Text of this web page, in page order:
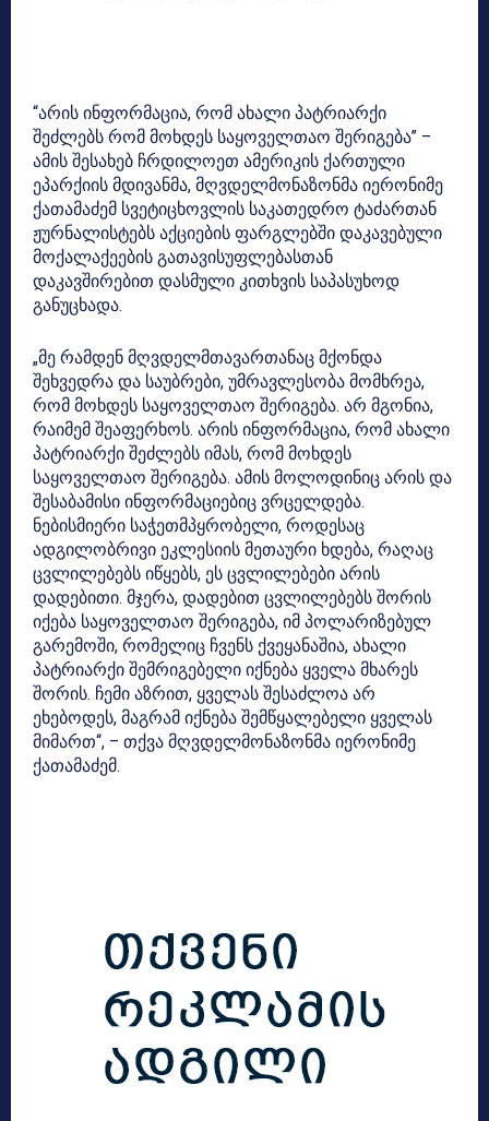
“არის ინფორმაცია, რომ ახალი პატრიარქი
შეძლებს რომ მოხდეს საყოველთაო შერიგება” –
ამის შესახებ ჩრდილოეთ ამერიკის ქართული
ეპარქიის მდივანმა, მღვდელმონაზონმა იერონიმე
ქათამაძემ სვეტიცხოვლის საკათედრო ტაძართან
ჟურნალისტებს აქციების ფარგლებში დაკავებული
მოქალაქეების გათავისუფლებასთან
დაკავშირებით დასმული კითხვის საპასუხოდ
განუცხადა.
„მე რამდენ მღვდელმთავართანაც მქონდა
შეხვედრა და საუბრები, უმრავლესობა მომხრეა,
რომ მოხდეს საყოველთაო შერიგება. არ მგონია,
რაიმემ შეაფერხოს. არის ინფორმაცია, რომ ახალი
პატრიარქი შეძლებს იმას, რომ მოხდეს
საყოველთაო შერიგება. ამის მოლოდინიც არის და
შესაბამისი ინფორმაციებიც ვრცელდება.
ნებისმიერი საჭეთმპყრობელი, როდესაც
ადგილობრივი ეკლესიის მეთაური ხდება, რაღაც
ცვლილებებს იწყებს, ეს ცვლილებები არის
დადებითი. მჯერა, დადებით ცვლილებებს შორის
იქება საყოველთაო შერიგება, იმ პოლარიზებულ
გარემოში, რომელიც ჩვენს ქვეყანაშია, ახალი
პატრიარქი შემრიგებელი იქნება ყველა მხარეს
შორის. ჩემი აზრით, ყველას შესაძლოა არ
ეხებოდეს, მაგრამ იქნება შემწყალებელი ყველას
მიმართ“, – თქვა მღვდელმონაზონმა იერონიმე
ქათამაძემ.